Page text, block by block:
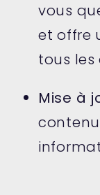
vous
et offre
tous les
Mise à